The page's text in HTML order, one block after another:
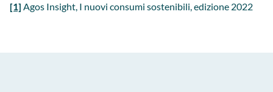
[1] Agos Insight, I nuovi consumi sostenibili, edizione 2022